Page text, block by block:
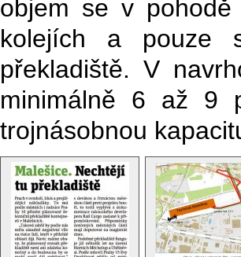
objem se v
kolejích a pouze
překladiště. V
minimálně 6 až 9
trojnásobnou